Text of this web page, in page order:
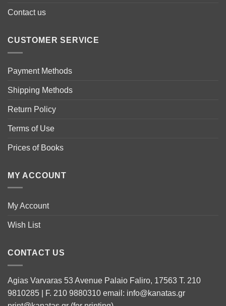
Contact us
CUSTOMER SERVICE
Payment Methods
Shipping Methods
Return Policy
Terms of Use
Prices of Books
MY ACCOUNT
My Account
Wish List
CONTACT US
Agias Varvaras 53 Avenue Palaio Faliro, 17563 T. 210
9810285 | F. 210 9880310 email: info@kanatas.gr